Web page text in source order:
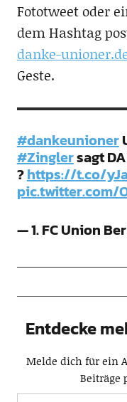
Fototweet oder
dem Hashtag
danke-
Geste.
#dankeunioner
#Zinglersagt
?https://t.co/
pic.twitter.com/
— 1. FC Union
Entdecke
Melde dich für ein
Beiträge